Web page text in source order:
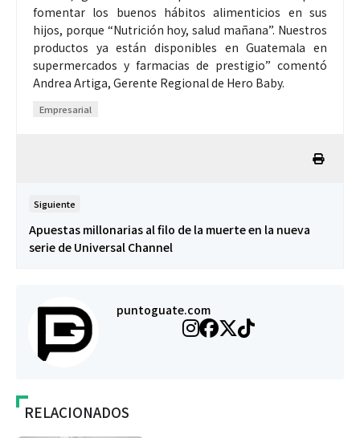
fomentar los buenos hábitos alimenticios en sus
hijos, porque “Nutrición hoy, salud mañana”. Nuestros
productos ya están disponibles en Guatemala en
supermercados y farmacias de prestigio” comentó
Andrea Artiga, Gerente Regional de Hero Baby.
Empresarial
Siguiente
Apuestas millonarias al filo de la muerte en la nueva
serie de Universal Channel
puntoguate.com
RELACIONADOS